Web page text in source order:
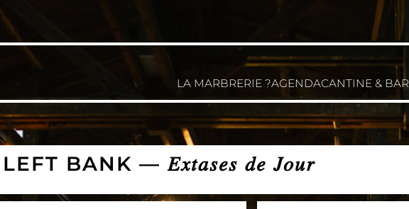
LA MARBRERIE ?AGENDACANTINE & BAR
BANK — 𝐸𝑥𝑡𝑎𝑠𝑒𝑠 𝑑𝑒 𝐽𝑜𝑢𝑟